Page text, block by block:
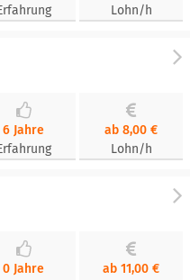
Lohn/h
6 Jahre
ab 8,00 €
Lohn/h
0 Jahre
ab 11,00 €